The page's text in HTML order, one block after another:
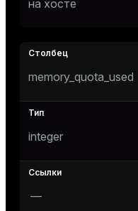
на хосте
memory_quota_used
integer
—